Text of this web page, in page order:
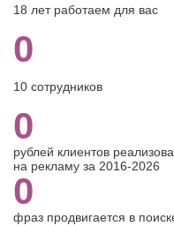
18 лет работаем для вас
0
10 сотрудников
0
рублей клиентов
на рекламу за 2016-2026
0
фраз продвигается в